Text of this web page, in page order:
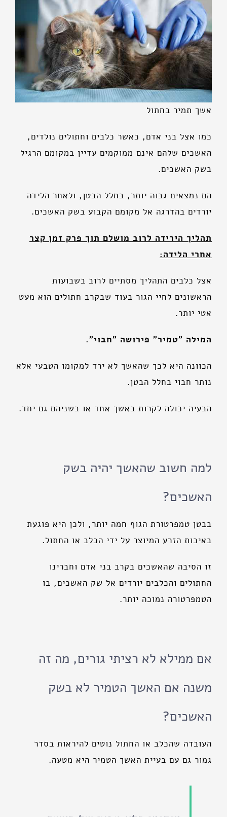
אשך תמיר בחתול
כמו אצל בני אדם, כאשר כלבים וחתולים נולדים,
האשכים שלהם אינם ממוקמים עדיין במקומם הרגיל
בשק האשכים.
הם נמצאים גבוה יותר, בחלל הבטן, ולאחר הלידה
יורדים בהדרגה אל מקומם הקבוע בשק האשכים.
תהליך הירידה לרוב מושלם תוך פרק זמן קצר
אחרי הלידה:
אצל כלבים התהליך מסתיים לרוב בשבועות
הראשונים לחיי הגור בעוד שבקרב חתולים הוא מעט
אטי יותר.
המילה "טמיר" פירושה "חבוי".
הכוונה היא לכך שהאשך לא ירד למקומו הטבעי אלא
נותר חבוי בחלל הבטן.
הבעיה יכולה לקרות באשך אחד או בשניהם גם יחד.
למה חשוב שהאשך יהיה בשק
האשכים?
בבטן טמפרטורת הגוף חמה יותר, ולכן היא פוגעת
באיכות הזרע המיוצר על ידי הכלב או החתול.
זו הסיבה שהאשכים בקרב בני אדם וחברינו
החתולים והכלבים יורדים אל שק האשכים, בו
הטמפרטורה נמוכה יותר.
אם ממילא לא רציתי גורים, מה זה
משנה אם האשך הטמיר לא בשק
האשכים?
העובדה שהכלב או החתול נוטים להיראות בסדר
גמור גם עם בעיית האשך הטמיר היא מטעה.